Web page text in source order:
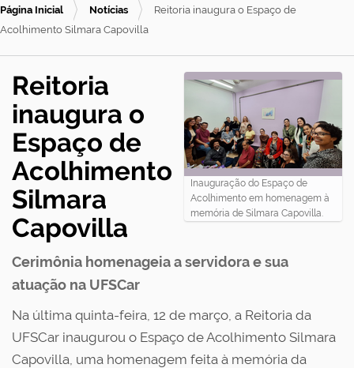
e
g
Página Inicial Notícias
Reitoria inaugura o Espaço de
Acolhimento Silmara Capovilla
Inauguração do Espaço de
Acolhimento em homenagem à
memória de Silmara Capovilla.
Reitoria
inaugura o
Espaço de
Acolhimento
Silmara
Capovilla
Cerimônia homenageia a servidora e sua
atuação na UFSCar
Na última quinta-feira, 12 de março, a Reitoria da
UFSCar inaugurou o Espaço de Acolhimento Silmara
Capovilla, uma homenagem feita à memória da